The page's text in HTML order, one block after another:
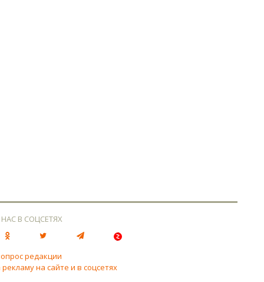
В СОЦСЕТЯХ
редакции
на сайте и в соцсетях